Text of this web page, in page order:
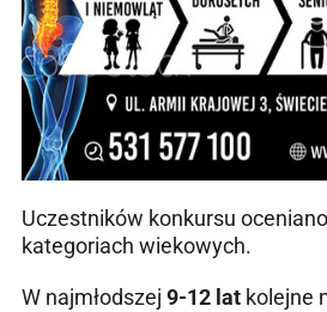
Uczestników konkursu
kategoriach wiekowych.
W najmłodszej 9-12 lat kolejne